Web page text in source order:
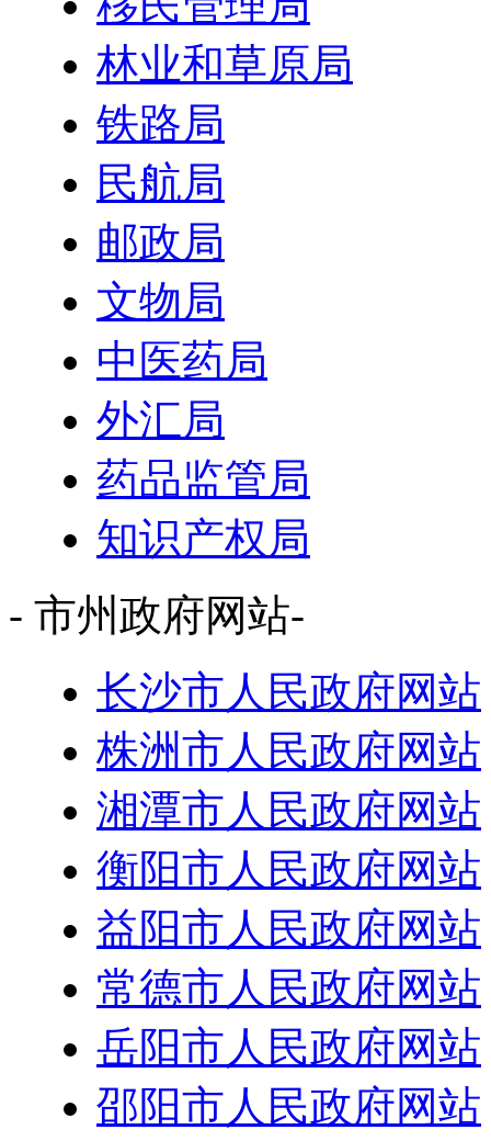
林业和草原局
铁路局
民航局
邮政局
文物局
中医药局
外汇局
药品监管局
知识产权局
- 市州政府网站-
长沙市人民政府网站
株洲市人民政府网站
湘潭市人民政府网站
衡阳市人民政府网站
益阳市人民政府网站
常德市人民政府网站
岳阳市人民政府网站
邵阳市人民政府网站